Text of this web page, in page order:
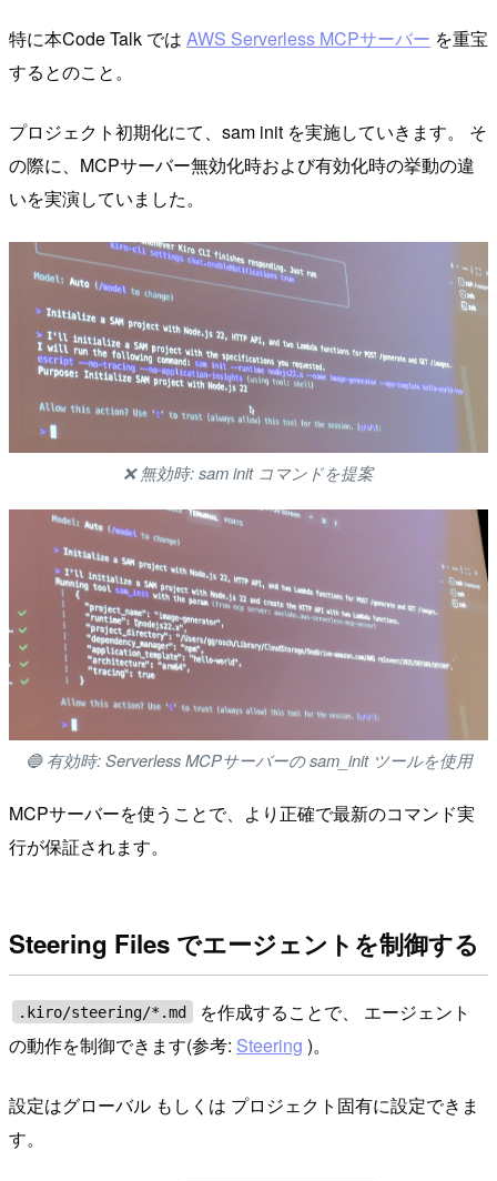
特に本Code Talk では AWS Serverless MCPサーバー を重宝
するとのこと。
プロジェクト初期化にて、sam init を実施していきます。 そ
の際に、MCPサーバー無効化時および有効化時の挙動の違
いを実演していました。
❌️ 無効時: sam init コマンドを提案
🔵 有効時: Serverless MCPサーバーの sam_init ツールを使用
MCPサーバーを使うことで、より正確で最新のコマンド実
行が保証されます。
Steering Files でエージェントを制御する
.kiro/steering/*.md
を作成することで、 エージェント
の動作を制御できます(参考: Steering )。
設定はグローバル もしくは プロジェクト固有に設定できま
す。